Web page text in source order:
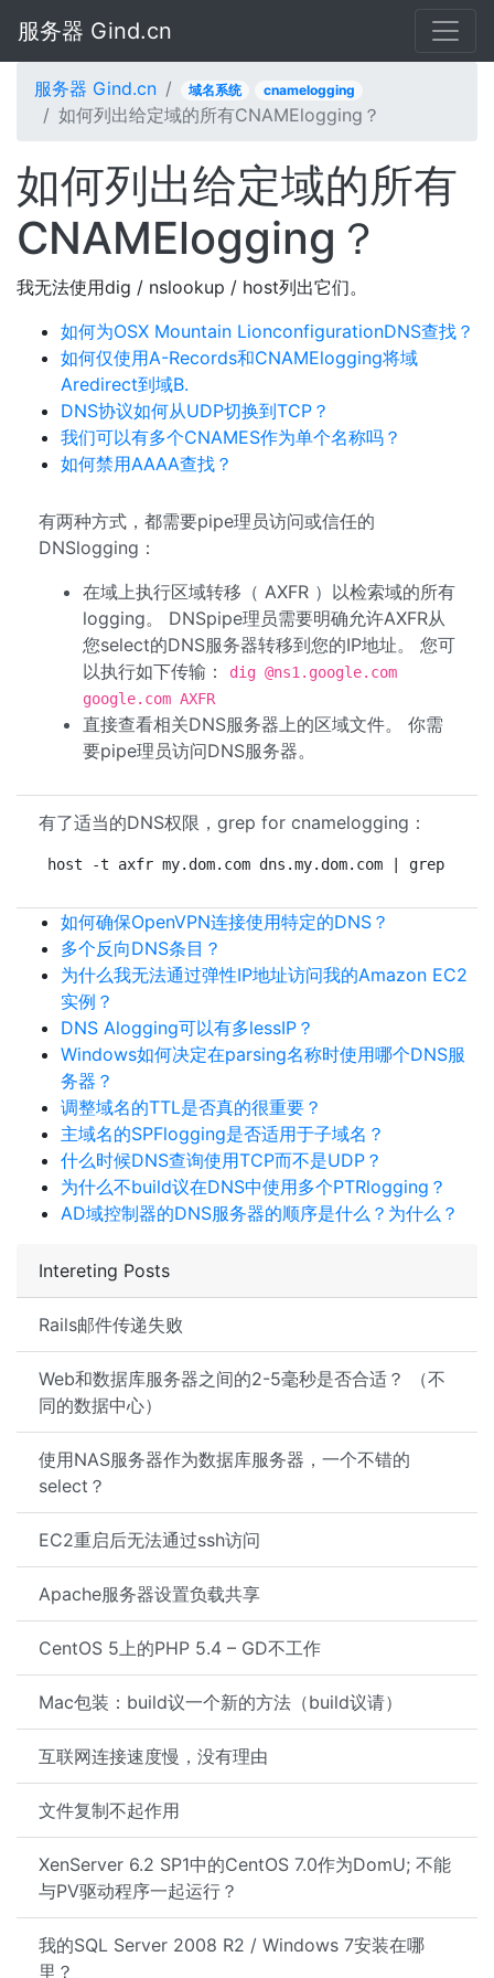
服务器 Gind.cn
服务器 Gind.cn 域名系统 cnamelogging
如何列出给定域的所有CNAMElogging？
Intereting Posts
Rails邮件传递失败
Web和数据库服务器之间的2-5毫秒是否合适？ （不
同的数据中心）
使用NAS服务器作为数据库服务器，一个不错的
select？
EC2重启后无法通过ssh访问
Apache服务器设置负载共享
CentOS 5上的PHP 5.4 – GD不工作
Mac包装：build议一个新的方法（build议请）
互联网连接速度慢，没有理由
文件复制不起作用
XenServer 6.2 SP1中的CentOS 7.0作为DomU; 不能
与PV驱动程序一起运行？
我的SQL Server 2008 R2 / Windows 7安装在哪
里？
如何列出给定域的所有
CNAMElogging？
我无法使用dig / nslookup / host列出它们。
如何为OSX Mountain LionconfigurationDNS查找？
如何仅使用A-Records和CNAMElogging将域
Aredirect到域B.
DNS协议如何从UDP切换到TCP？
我们可以有多个CNAMES作为单个名称吗？
如何禁用AAAA查找？
有两种方式，都需要pipe理员访问或信任的
DNSlogging：
在域上执行区域转移（ AXFR ）以检索域的所有
logging。 DNSpipe理员需要明确允许AXFR从
您select的DNS服务器转移到您的IP地址。 您可
以执行如下传输：
dig @ns1.google.com
google.com AXFR
直接查看相关DNS服务器上的区域文件。 你需
要pipe理员访问DNS服务器。
有了适当的DNS权限，grep for cnamelogging：
host -t axfr my.dom.com dns.my.dom.com | grep -i
如何确保OpenVPN连接使用特定的DNS？
多个反向DNS条目？
为什么我无法通过弹性IP地址访问我的Amazon EC2
实例？
DNS Alogging可以有多lessIP？
Windows如何决定在parsing名称时使用哪个DNS服
务器？
调整域名的TTL是否真的很重要？
主域名的SPFlogging是否适用于子域名？
什么时候DNS查询使用TCP而不是UDP？
为什么不build议在DNS中使用多个PTRlogging？
AD域控制器的DNS服务器的顺序是什么？为什么？